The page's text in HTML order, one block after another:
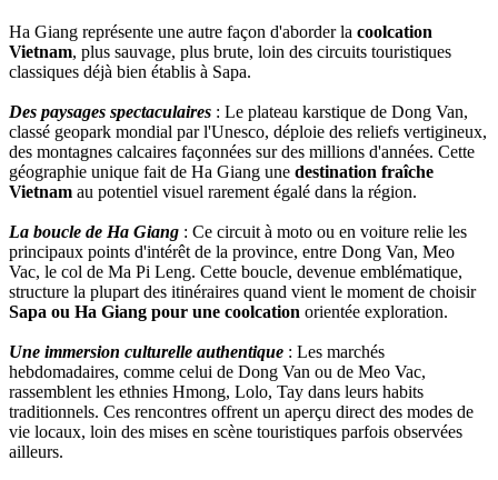
Ha Giang représente une autre façon d'aborder la coolcation
Vietnam, plus sauvage, plus brute, loin des circuits touristiques
classiques déjà bien établis à Sapa.
Des paysages spectaculaires : Le plateau karstique de Dong Van,
classé geopark mondial par l'Unesco, déploie des reliefs vertigineux,
des montagnes calcaires façonnées sur des millions d'années. Cette
géographie unique fait de Ha Giang une destination fraîche
Vietnam au potentiel visuel rarement égalé dans la région.
La boucle de Ha Giang : Ce circuit à moto ou en voiture relie les
principaux points d'intérêt de la province, entre Dong Van, Meo
Vac, le col de Ma Pi Leng. Cette boucle, devenue emblématique,
structure la plupart des itinéraires quand vient le moment de choisir
Sapa ou Ha Giang pour une coolcation orientée exploration.
Une immersion culturelle authentique : Les marchés
hebdomadaires, comme celui de Dong Van ou de Meo Vac,
rassemblent les ethnies Hmong, Lolo, Tay dans leurs habits
traditionnels. Ces rencontres offrent un aperçu direct des modes de
vie locaux, loin des mises en scène touristiques parfois observées
ailleurs.